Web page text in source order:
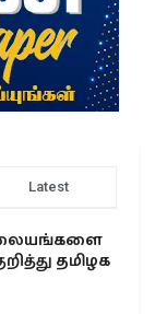
Latest
தமிழக